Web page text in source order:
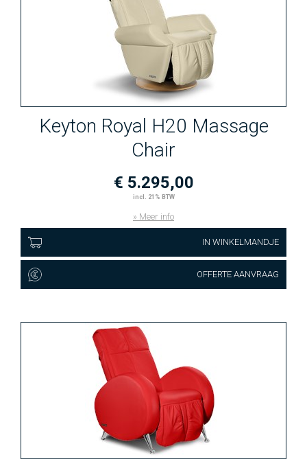
Keyton Royal H20 Massage
Chair
€ 5.295,00
incl. 21% BTW
» Meer info
IN WINKELMANDJE
OFFERTE AANVRAAG